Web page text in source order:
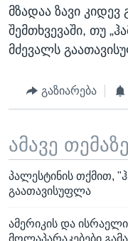
მზადაა ზავი
შემთხვევაში, თუ
მძევალს
გაზიარება
ამავე თემაზე
პალესტინის თქმით,
გაათავისუფლა
ამერიკის და
მოლაპარაკებები